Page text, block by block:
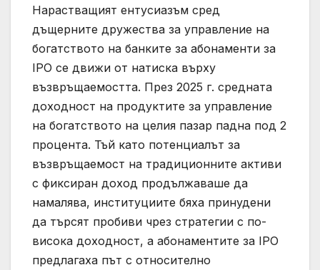
Нарастващият ентусиазъм сред
дъщерните дружества за управление на
богатството на банките за абонаменти за
IPO се движи от натиска върху
възвръщаемостта. През 2025 г. средната
доходност на продуктите за управление
на богатството на целия пазар падна под 2
процента. Тъй като потенциалът за
възвръщаемост на традиционните активи
с фиксиран доход продължаваше да
намалява, институциите бяха принудени
да търсят пробиви чрез стратегии с по-
висока доходност, а абонаментите за IPO
предлагаха път с относително